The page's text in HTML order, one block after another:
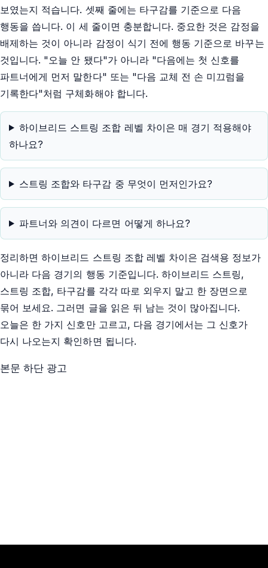
보였는지 적습니다. 셋째 줄에는 타구감를 기준으로 다음
행동을 씁니다. 이 세 줄이면 충분합니다. 중요한 것은 감정을
배제하는 것이 아니라 감정이 식기 전에 행동 기준으로 바꾸는
것입니다. "오늘 안 됐다"가 아니라 "다음에는 첫 신호를
파트너에게 먼저 말한다" 또는 "다음 교체 전 손 미끄럼을
기록한다"처럼 구체화해야 합니다.
하이브리드 스트링 조합 레벨 차이은 매 경기 적용해야
하나요?
스트링 조합와 타구감 중 무엇이 먼저인가요?
파트너와 의견이 다르면 어떻게 하나요?
정리하면 하이브리드 스트링 조합 레벨 차이은 검색용 정보가
아니라 다음 경기의 행동 기준입니다. 하이브리드 스트링,
스트링 조합, 타구감를 각각 따로 외우지 말고 한 장면으로
묶어 보세요. 그러면 글을 읽은 뒤 남는 것이 많아집니다.
오늘은 한 가지 신호만 고르고, 다음 경기에서는 그 신호가
다시 나오는지 확인하면 됩니다.
본문 하단 광고